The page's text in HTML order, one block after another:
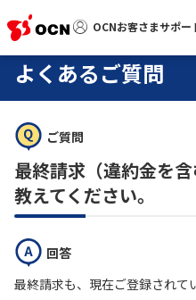
OCNお客さまサポー
OCNお客さまサポート
サポートトップ
サービス名から探す
工事・故障情報
よくあるご質問
ご質問
最終請求（違約金を
教えてください。
回答
最終請求も、現在ご登録されて